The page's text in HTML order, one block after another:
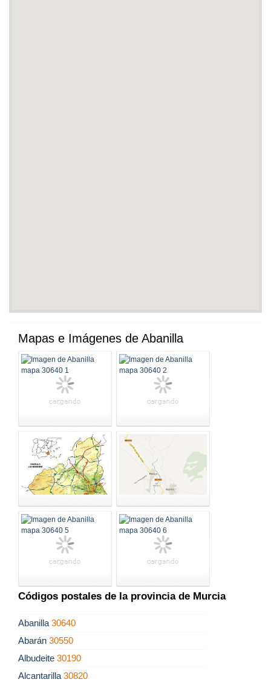
Mapas e Imágenes de Abanilla
Códigos postales de la provincia de Murcia
Abanilla 30640
Abarán 30550
Albudeite 30190
Alcantarilla 30820